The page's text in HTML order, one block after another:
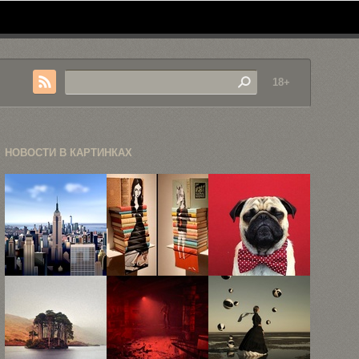
18+
НОВОСТИ В КАРТИНКАХ
иллюстратор
воссоздал
атмосферу
Нью-Йорка
Старые
книги как
средство
самовыражения
Норм —
звезда
Инстаграма,
или ...